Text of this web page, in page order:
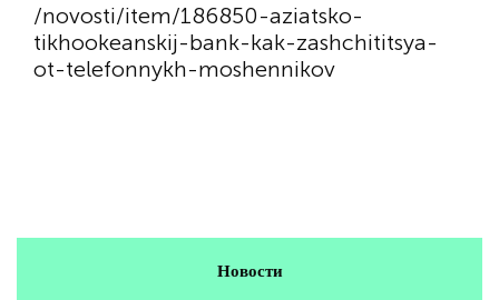
/novosti/item/186850-aziatsko-
tikhookeanskij-bank-kak-zashchititsya-
ot-telefonnykh-moshennikov
Новости